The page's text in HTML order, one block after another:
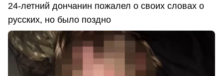
24-летний дончанин пожалел о своих словах о
русских, но было поздно